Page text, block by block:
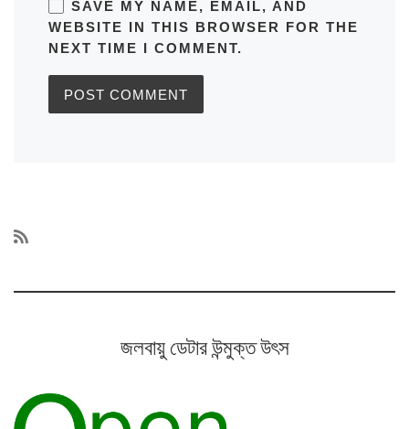
SAVE MY NAME, EMAIL, AND
WEBSITE IN THIS BROWSER FOR THE
NEXT TIME I COMMENT.
জলবায়ু ডেটার উন্মুক্ত উৎস